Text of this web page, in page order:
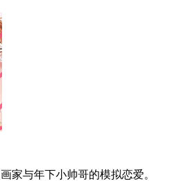
家与年下小帅哥的模拟恋爱。